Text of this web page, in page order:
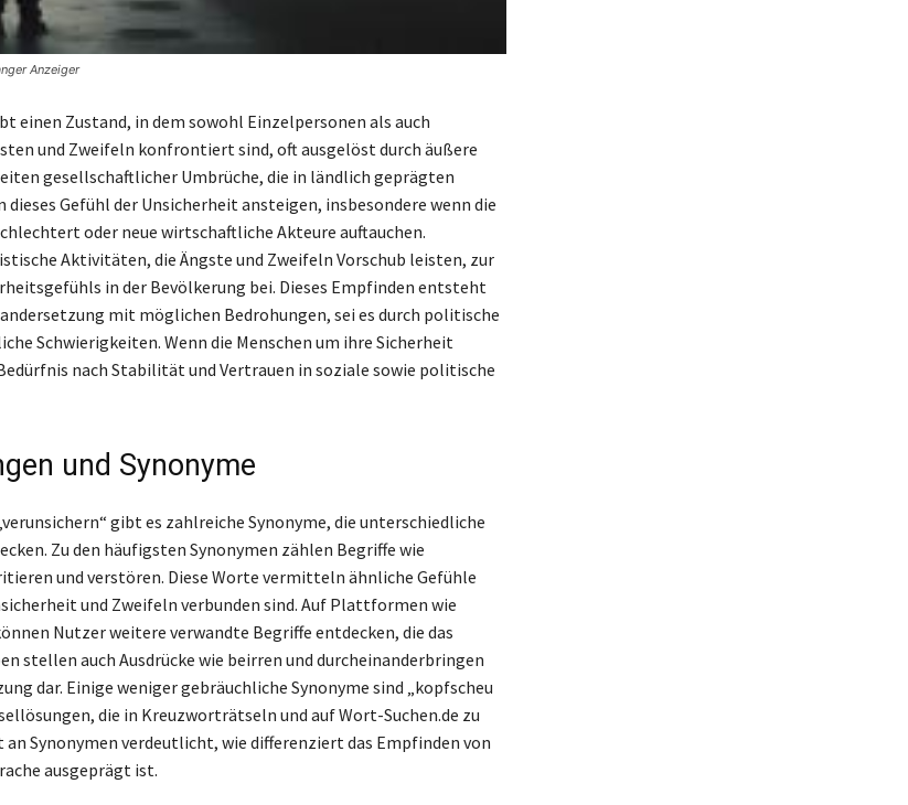
Anzeiger
einen Zustand, in dem sowohl Einzelpersonen als auch
und Zweifeln konfrontiert sind, oft ausgelöst durch äußere
gesellschaftlicher Umbrüche, die in ländlich geprägten
dieses Gefühl der Unsicherheit ansteigen, insbesondere wenn die
oder neue wirtschaftliche Akteure auftauchen.
Aktivitäten, die Ängste und Zweifeln Vorschub leisten, zur
in der Bevölkerung bei. Dieses Empfinden entsteht
mit möglichen Bedrohungen, sei es durch politische
Schwierigkeiten. Wenn die Menschen um ihre Sicherheit
nach Stabilität und Vertrauen in soziale sowie politische
und Synonyme
gibt es zahlreiche Synonyme, die unterschiedliche
Zu den häufigsten Synonymen zählen Begriffe wie
und verstören. Diese Worte vermitteln ähnliche Gefühle
und Zweifeln verbunden sind. Auf Plattformen wie
Nutzer weitere verwandte Begriffe entdecken, die das
stellen auch Ausdrücke wie beirren und durcheinanderbringen
dar. Einige weniger gebräuchliche Synonyme sind „kopfscheu
die in Kreuzworträtseln und auf Wort-Suchen.de zu
an Synonymen verdeutlicht, wie differenziert das Empfinden von
ausgeprägt ist.